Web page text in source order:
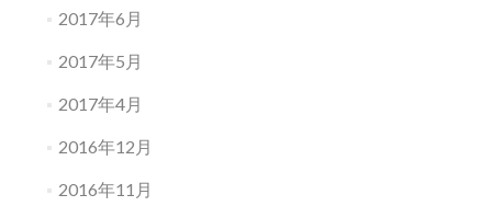
2017年6月
2017年5月
2017年4月
2016年12月
2016年11月